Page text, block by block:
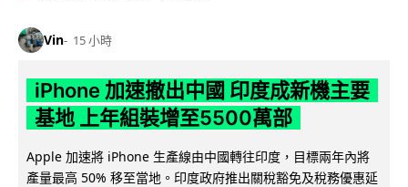
Vin 15 小時
iPhone 加速撤出中國 印度成新機主要
基地 上年組裝增至5500萬部
Apple 加速將 iPhone 生產線由中國轉往印度，目標兩年內將
產量最高 50% 移至當地。印度政府推出關稅豁免及稅務優惠延